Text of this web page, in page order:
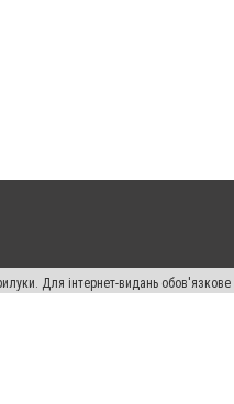
Для інтернет-видань